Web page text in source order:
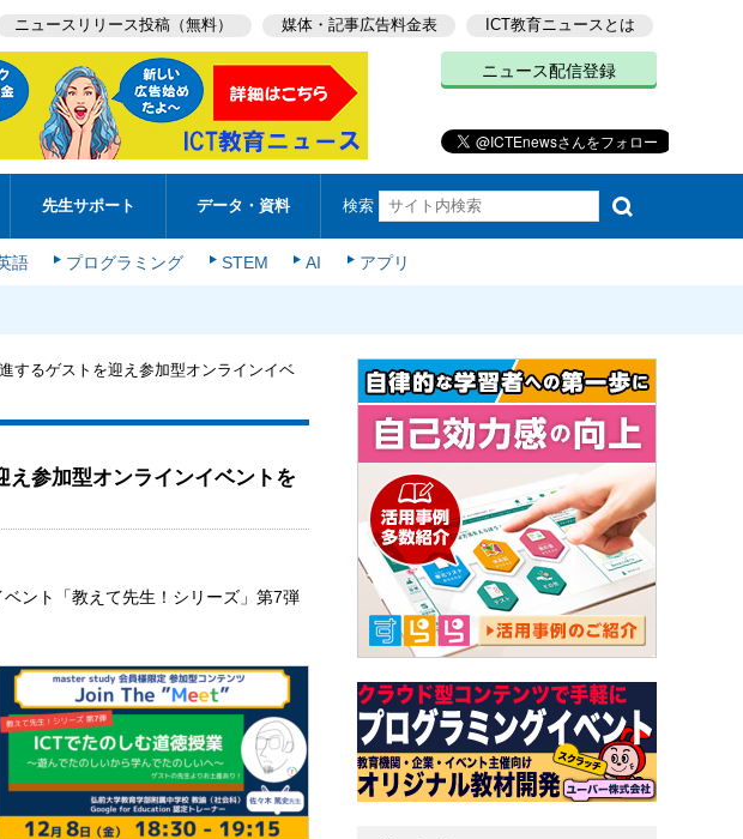
ニュースリリース投稿（無料） 媒体・記事広告料金表 ICT教育ニュースとは
ニュース配信登録
先生サポート データ・資料 検索
語 プログラミング STEM AI アプリ
するゲストを迎え参加型オンラインイベ
え参加型オンラインイベントを
ント「教えて先生！シリーズ」第7弾